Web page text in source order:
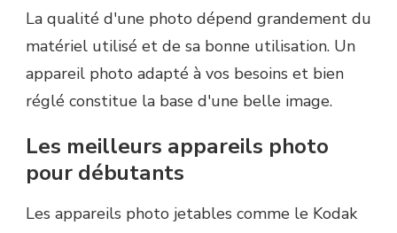
La qualité d'une photo dépend grandement du
matériel utilisé et de sa bonne utilisation. Un
appareil photo adapté à vos besoins et bien
réglé constitue la base d'une belle image.
Les meilleurs appareils photo
pour débutants
Les appareils photo jetables comme le Kodak